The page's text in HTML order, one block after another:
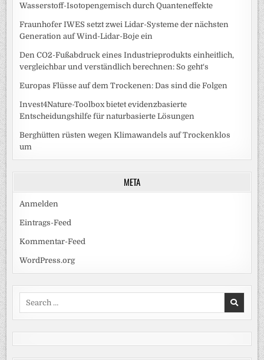
Wasserstoff-Isotopengemisch durch Quanteneffekte
Fraunhofer IWES setzt zwei Lidar-Systeme der nächsten
Generation auf Wind-Lidar-Boje ein
Den CO2-Fußabdruck eines Industrieprodukts einheitlich,
vergleichbar und verständlich berechnen: So geht‘s
Europas Flüsse auf dem Trockenen: Das sind die Folgen
Invest4Nature-Toolbox bietet evidenzbasierte
Entscheidungshilfe für naturbasierte Lösungen
Berghütten rüsten wegen Klimawandels auf Trockenklos
um
META
Anmelden
Eintrags-Feed
Kommentar-Feed
WordPress.org